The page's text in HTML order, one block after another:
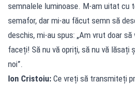
semnalele luminoase. M-am uitat cu
semafor, dar mi-au făcut semn să
deschis, mi-au spus: „Am vrut doar
faceți! Să nu vă opriți, să nu vă lăsați
noi”.
Ion Cristoiu: Ce vreți să transmiteți